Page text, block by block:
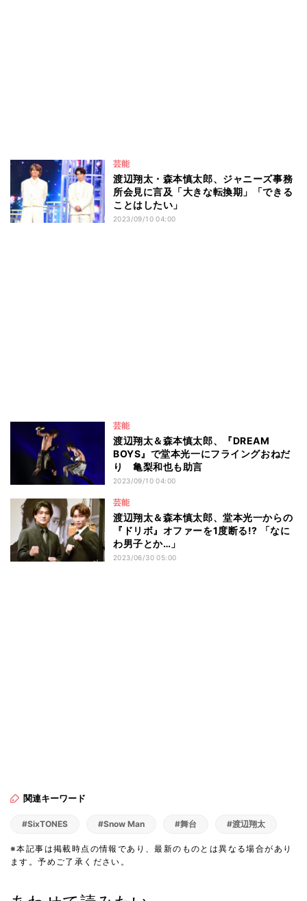
芸能
渡辺翔太・森本慎太郎、ジャニーズ事務
所会見に言及「大きな転換期」「できる
ことはしたい」
2023/09/10 04:00
芸能
渡辺翔太＆森本慎太郎、『DREAM
BOYS』で堂本光一にフライングおねだ
り 亀梨和也も助言
2023/09/10 04:00
芸能
渡辺翔太＆森本慎太郎、堂本光一からの
『ドリボ』オファーを1度断る!? 「なに
わ男子とか…」
2023/06/30 05:00
関連キーワード
#SixTONES #Snow Man #舞台 #渡辺翔太
※本記事は掲載時点の情報であり、最新のものとは異なる場合があり
ます。予めご了承ください。